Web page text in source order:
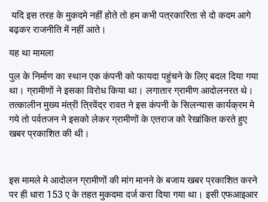
यदि इस तरह के मुकदमे नहीं होते तो हम कभी पत्रकारिता से दो कदम आगे
बढ़कर राजनीति में नहीं आते।
यह था मामला
पुल के निर्माण का स्थान एक कंपनी को फायदा पहुंचने के लिए बदल दिया गया
था। ग्रामीणों ने इसका विरोध किया था। लगातार ग्रामीण आदोलनरत थे।
तत्कालीन मुख्य मंत्री त्रिवेंद्र रावत ने इस कंपनी के सिलन्यास कार्यक्रम मे
गये तो पर्वतजन ने इसको लेकर ग्रामीणों के एतराज को रेखांकित करते हुए
खबर प्रकाशित की थी।
इस मामले मे आदोलन ग्रामीणों की मांग मानने के बजाय खबर प्रकाशित करने
पर ही धारा 153 ए के तहत मुकदमा दर्ज करा दिया गया था। इसी एफआइआर